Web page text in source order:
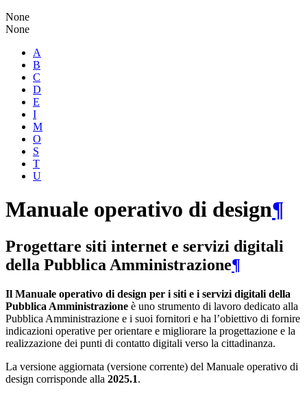
None
None
A
B
C
D
E
I
M
O
S
T
U
Manuale operativo di design¶
Progettare siti internet e servizi digitali
della Pubblica Amministrazione¶
Il Manuale operativo di design per i siti e i servizi digitali della
Pubblica Amministrazione è uno strumento di lavoro dedicato alla
Pubblica Amministrazione e i suoi fornitori e ha l’obiettivo di fornire
indicazioni operative per orientare e migliorare la progettazione e la
realizzazione dei punti di contatto digitali verso la cittadinanza.
La versione aggiornata (versione corrente) del Manuale operativo di
design corrisponde alla 2025.1.